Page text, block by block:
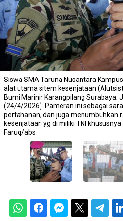
Siswa SMA Taruna Nusantara
alat utama sitem kesenjataan
Bumi Marinir Karangpilang Surabaya,
(24/4/2026). Pameran ini sebagai
pertahanan, dan juga menumbuhkan
kesenjataan yg di miliki TNI
Faruq/abs